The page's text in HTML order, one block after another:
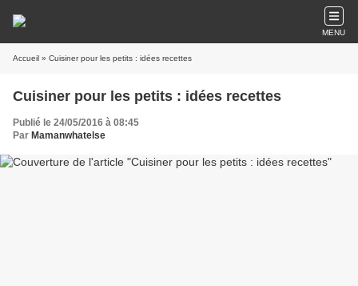
MENU
Accueil » Cuisiner pour les petits : idées recettes
Cuisiner pour les petits : idées recettes
Publié le 24/05/2016 à 08:45
Par Mamanwhatelse